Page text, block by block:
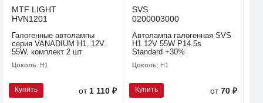
MTF LIGHT
HVN1201
Галогенные автолампы
серия VANADIUM H1. 12V.
55W. комплект 2 шт
Цоколь: H1
Купить от1 110 ₽
SVS
0200003000
Автолампа галогенная SVS
H1 12V 55W P14.5s
Standard +30%
Цоколь: H1
Купить от70 ₽